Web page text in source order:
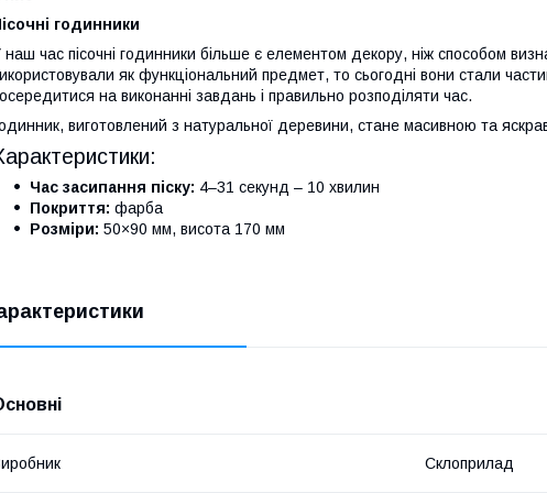
годинники
наш час пісочні годинники більше є елементом декору, ніж способом
як функціональний предмет, то сьогодні вони стали
на виконанні завдань і правильно розподіляти час.
виготовлений з натуральної деревини, стане масивною та
Час засипання піску: 4–31 секунд – 10 хвилин
Покриття: фарба
Розміри: 50×90 мм, висота 170 мм
Склоприлад